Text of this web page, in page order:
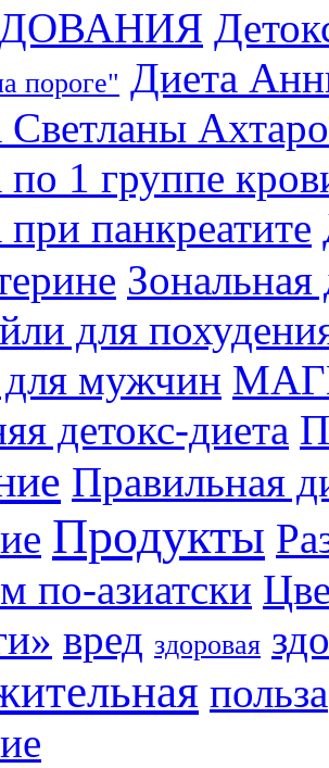
пороге" Диета
Светланы
по 1 группе
панкреатите
Зональная
для
для мужчин
детокс-диета
Правильная
Продукты
по-азиатски
вред здоровая
польза